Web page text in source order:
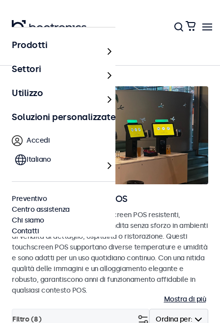
Home
Monitor e touchscreen POS
Scopri i nostri monitor e touchscreen POS resistenti,
progettati per transazioni di vendita senza sforzo in ambienti
di vendita al dettaglio, ospitalità o ristorazione. Questi
touchscreen POS supportano diverse temperature e umidità
e sono adatti per un uso quotidiano continuo. Con una nitida
qualità delle immagini e un alloggiamento elegante e
robusto, garantiscono anni di funzionamento affidabile in
qualsiasi contesto POS.
Mostra di più
Ordina per:
Filtro (8)
Prodotti
Settori
Utilizzo
Soluzioni personalizzate
Accedi
Italiano
Preventivo
Centro assistenza
Chi siamo
Contatti